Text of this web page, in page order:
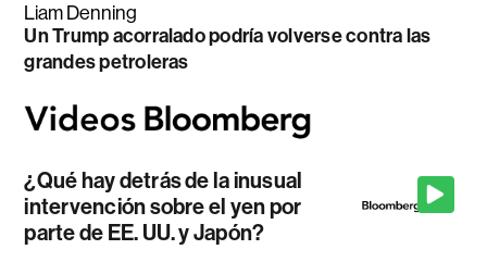
Liam Denning
Un Trump acorralado podría volverse contra las
grandes petroleras
¿Qué hay detrás de la inusual
intervención sobre el yen por
parte de EE. UU. y Japón?